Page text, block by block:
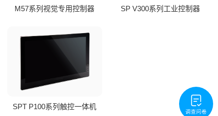
M57系列视觉专用控制器 SP V300系列工业控制器
SPT P100系列触控一体机
调查问卷